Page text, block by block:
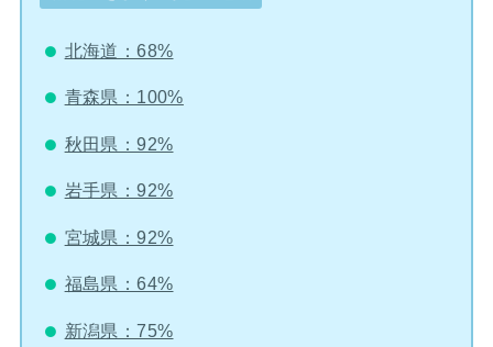
北海道：68%
青森県：100%
秋田県：92%
岩手県：92%
宮城県：92%
福島県：64%
新潟県：75%